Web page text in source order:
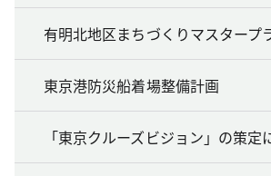
有明北地区まちづくりマスタープ
東京港防災船着場整備計画
「東京クルーズビジョン」の策定